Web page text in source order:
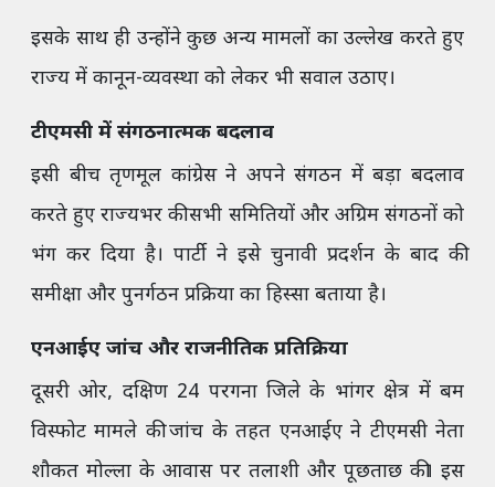
इसके साथ ही उन्होंने कुछ अन्य मामलों का उल्लेख करते हुए
राज्य में कानून-व्यवस्था को लेकर भी सवाल उठाए।
टीएमसी में संगठनात्मक बदलाव
इसी बीच तृणमूल कांग्रेस ने अपने संगठन में बड़ा बदलाव
करते हुए राज्यभर की सभी समितियों और अग्रिम संगठनों को
भंग कर दिया है। पार्टी ने इसे चुनावी प्रदर्शन के बाद की
समीक्षा और पुनर्गठन प्रक्रिया का हिस्सा बताया है।
एनआईए जांच और राजनीतिक प्रतिक्रिया
दूसरी ओर, दक्षिण 24 परगना जिले के भांगर क्षेत्र में बम
विस्फोट मामले की जांच के तहत एनआईए ने टीएमसी नेता
शौकत मोल्ला के आवास पर तलाशी और पूछताछ की। इस